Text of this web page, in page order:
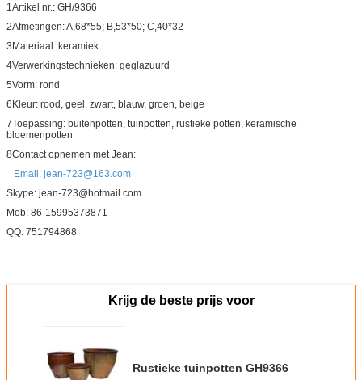
1Artikel nr.: GH/9366
2Afmetingen: A,68*55; B,53*50; C,40*32
3Materiaal: keramiek
4Verwerkingstechnieken: geglazuurd
5Vorm: rond
6Kleur: rood, geel, zwart, blauw, groen, beige
7Toepassing: buitenpotten, tuinpotten, rustieke potten, keramische
bloemenpotten
8Contact opnemen met Jean:
Email: jean-723@163.com
Skype: jean-723@hotmail.com
Mob: 86-15995373871
QQ: 751794868
Krijg de beste prijs voor
Rustieke tuinpotten GH9366